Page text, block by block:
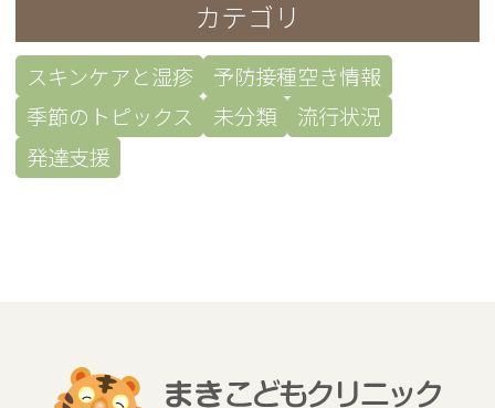
カテゴリ
スキンケアと湿疹
予防接種空き情報
季節のトピックス
未分類
流行状況
発達支援